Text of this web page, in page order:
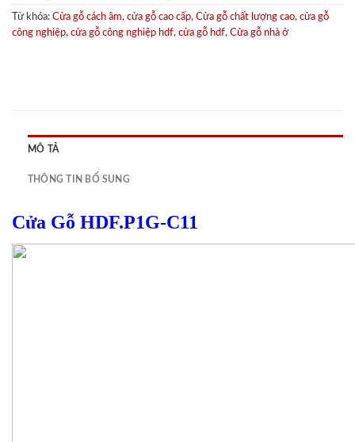
Từ khóa: Cửa gỗ cách âm, cửa gỗ cao cấp, Cửa gỗ chất lượng cao, cửa gỗ
công nghiệp, cửa gỗ công nghiệp hdf, cửa gỗ hdf, Cửa gỗ nhà ở
MÔ TẢ
THÔNG TIN BỔ SUNG
Cửa Gỗ HDF.P1G-C11